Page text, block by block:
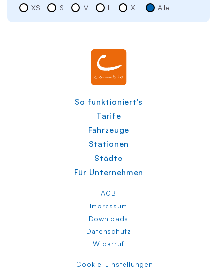
XS S M L XL Alle
So funktioniert's
Tarife
Fahrzeuge
Stationen
Städte
Für Unternehmen
AGB
Impressum
Downloads
Datenschutz
Widerruf
Cookie-Einstellungen